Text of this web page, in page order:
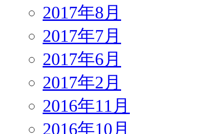
2017年8月
2017年7月
2017年6月
2017年2月
2016年11月
2016年10月